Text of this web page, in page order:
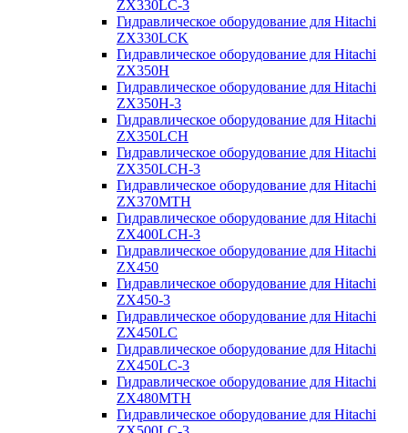
ZX330LC-3
Гидравлическое оборудование для Hitachi
ZX330LCK
Гидравлическое оборудование для Hitachi
ZX350H
Гидравлическое оборудование для Hitachi
ZX350H-3
Гидравлическое оборудование для Hitachi
ZX350LCH
Гидравлическое оборудование для Hitachi
ZX350LCH-3
Гидравлическое оборудование для Hitachi
ZX370MTH
Гидравлическое оборудование для Hitachi
ZX400LCH-3
Гидравлическое оборудование для Hitachi
ZX450
Гидравлическое оборудование для Hitachi
ZX450-3
Гидравлическое оборудование для Hitachi
ZX450LC
Гидравлическое оборудование для Hitachi
ZX450LC-3
Гидравлическое оборудование для Hitachi
ZX480MTH
Гидравлическое оборудование для Hitachi